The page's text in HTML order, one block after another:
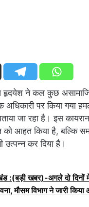
हृदयेश ने कल कुछ असामाजिक
अधिकारी पर किया गया
जा रहा है। इस
को आहत किया है, बल्कि
उत्पन्न कर दिया है।
:(बड़ी खबर)-अगले दो दिनों
मौसम विभाग ने जारी